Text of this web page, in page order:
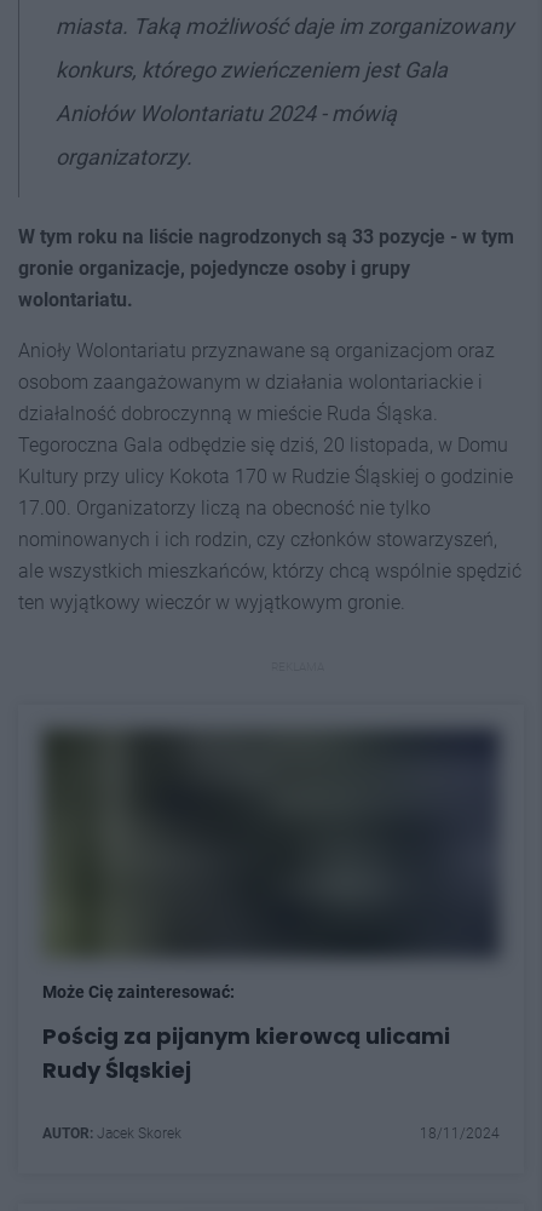
miasta. Taką możliwość daje im zorganizowany
konkurs, którego zwieńczeniem jest Gala
Aniołów Wolontariatu 2024 - mówią
organizatorzy.
W tym roku na liście nagrodzonych są 33 pozycje - w tym
gronie organizacje, pojedyncze osoby i grupy
wolontariatu.
Anioły Wolontariatu przyznawane są organizacjom oraz
osobom zaangażowanym w działania wolontariackie i
działalność dobroczynną w mieście Ruda Śląska.
Tegoroczna Gala odbędzie się dziś, 20 listopada, w Domu
Kultury przy ulicy Kokota 170 w Rudzie Śląskiej o godzinie
17.00. Organizatorzy liczą na obecność nie tylko
nominowanych i ich rodzin, czy członków stowarzyszeń,
ale wszystkich mieszkańców, którzy chcą wspólnie spędzić
ten wyjątkowy wieczór w wyjątkowym gronie.
Może Cię zainteresować:
Pościg za pijanym kierowcą ulicami
Rudy Śląskiej
AUTOR: Jacek Skorek 18/11/2024